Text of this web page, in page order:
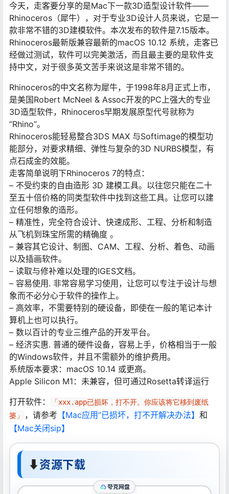
今天，走客要分享的是Mac下一款3D造型设计软件——
Rhinoceros（犀牛），对于专业3D设计人员来说，它是一
款非常不错的3D建模软件。本次发布的软件是7.15版本。
Rhinoceros最新版兼容最新的macOS 10.12 系统，走客已
经做过测试，软件可以完美激活，而且最主要的是软件支
持中文，对于很多英文苦手来说这是非常不错的。
Rhinoceros的中文名称为犀牛，于1998年8月正式上市，
是美国Robert McNeel & Assoc开发的PC上强大的专业
3D造型软件，Rhinoceros早期发展原型代号就称为
“Rhino”。
Rhinoceros能轻易整合3DS MAX 与Softimage的模型功
能部分，对要求精细、弹性与复杂的3D NURBS模型，有
点石成金的效能。
走客简单说明下Rhinoceros 7的特点：
– 不受约束的自由造形 3D 建模工具。以往您只能在二十
至五十倍价格的同类型软件中找到这些工具。让您可以建
立任何想象的造形。
– 精准性，完全符合设计、快速成形、工程、分析和制造
从飞机到珠宝所需的精确度 。
– 兼容其它设计、制图、CAM、工程、分析、着色、动画
以及插画软件。
– 读取与修补难以处理的IGES文档。
– 容易使用. 非常容易学习使用，让您可以专注于设计与想
象而不必分心于软件的操作上。
– 高效率，不需要特别的硬设备，即使在一般的笔记本计
算机上也可以执行。
– 数以百计的专业三维产品的开发平台。
– 经济实惠. 普通的硬件设备，容易上手，价格相当于一般
的Windows软件，并且不需额外的维护费用。
系统版本要求：macOS 10.14 或更高。
Apple Silicon M1：未兼容，但可通过Rosetta转译运行
打开软件：
「xxx.app已损坏，打不开。你应该将它移到废纸
篓」
，请参考 【Mac应用”已损坏，打不开解决办法】 和
【Mac关闭sip】
⬇资源下载
夸克网盘